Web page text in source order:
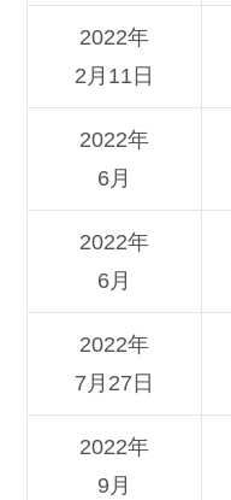
2022年
2月11日
2022年
6月
2022年
6月
2022年
7月27日
2022年
9月